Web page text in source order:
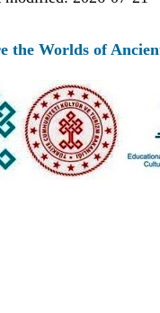
Worlds of Ancient